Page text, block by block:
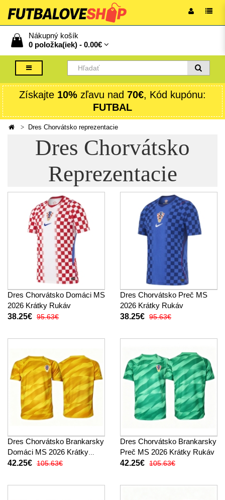
Nákupný košík
0 položka(iek) - 0.00€
Získajte 10% zľavu nad 70€, Kód kupónu:
FUTBAL
Dres Chorvátsko reprezentacie
Dres Chorvátsko
Reprezentacie
Dres Chorvátsko Domáci MS
2026 Krátky Rukáv
38.25€ 95.63€
Dres Chorvátsko Preč MS
2026 Krátky Rukáv
38.25€ 95.63€
Dres Chorvátsko Brankarsky
Domáci MS 2026 Krátky
Rukáv
42.25€ 105.63€
Dres Chorvátsko Brankarsky
Preč MS 2026 Krátky Rukáv
42.25€ 105.63€